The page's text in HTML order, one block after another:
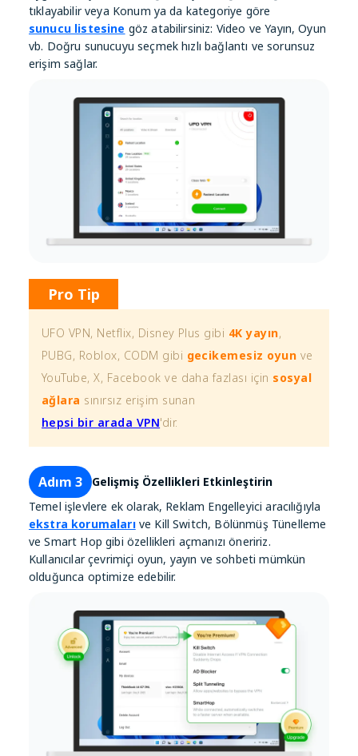
tıklayabilir veya Konum ya da kategoriye göre
sunucu listesine göz atabilirsiniz: Video ve Yayın, Oyun
vb. Doğru sunucuyu seçmek hızlı bağlantı ve sorunsuz
erişim sağlar.
Pro Tip
UFO VPN, Netflix, Disney Plus gibi 4K yayın,
PUBG, Roblox, CODM gibi gecikemesiz oyun ve
YouTube, X, Facebook ve daha fazlası için sosyal
ağlara sınırsız erişim sunan
hepsi bir arada VPN'dir.
Adım 3
Gelişmiş Özellikleri Etkinleştirin
Temel işlevlere ek olarak, Reklam Engelleyici aracılığıyla
ekstra korumalarıve Kill Switch, Bölünmüş Tünelleme
ve Smart Hop gibi özellikleri açmanızı öneririz.
Kullanıcılar çevrimiçi oyun, yayın ve sohbeti mümkün
olduğunca optimize edebilir.